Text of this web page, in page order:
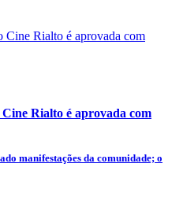
Rialto é aprovada com
manifestações da comunidade; o